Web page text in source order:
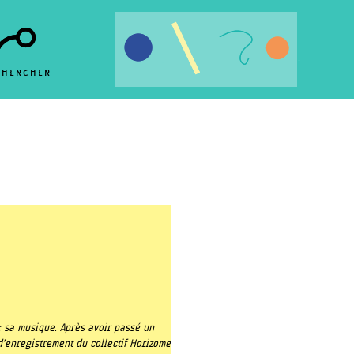
.
musique. Après avoir passé un
du collectif Horizome